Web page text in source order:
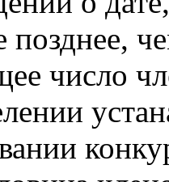
позднее,
число